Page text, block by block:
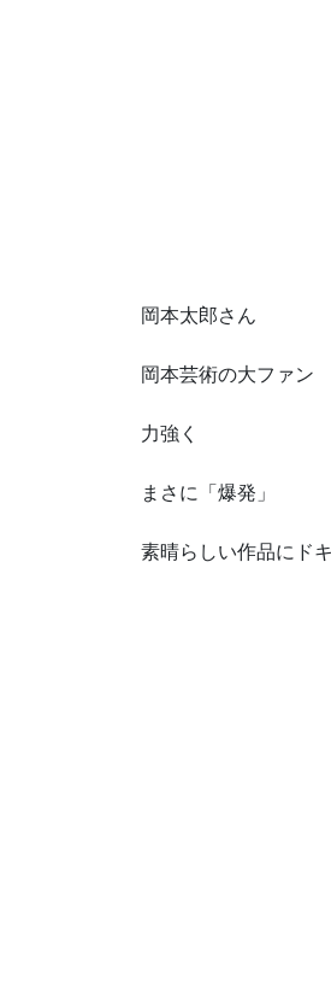
岡本太郎さん
岡本芸術の大ファン
力強く
まさに「爆発」
素晴らしい作品にド